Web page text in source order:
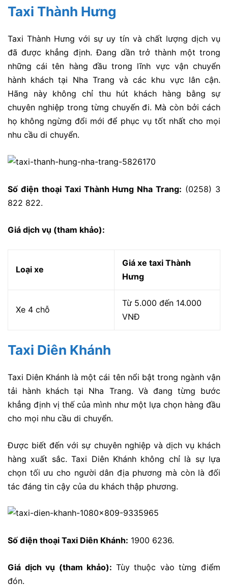
Taxi Thành Hưng
Taxi Thành Hưng với sự uy tín và chất lượng dịch vụ
đã được khẳng định. Đang dần trở thành một trong
những cái tên hàng đầu trong lĩnh vực vận chuyển
hành khách tại Nha Trang và các khu vực lân cận.
Hãng này không chỉ thu hút khách hàng bằng sự
chuyên nghiệp trong từng chuyến đi. Mà còn bởi cách
họ không ngừng đổi mới để phục vụ tốt nhất cho mọi
nhu cầu di chuyển.
Số điện thoại Taxi Thành Hưng Nha Trang: (0258) 3
822 822.
Giá dịch vụ (tham khảo):
Loại xe
Giá xe taxi Thành
Hưng
Xe 4 chỗ
Từ 5.000 đến 14.000
VNĐ
Taxi Diên Khánh
Taxi Diên Khánh là một cái tên nổi bật trong ngành vận
tải hành khách tại Nha Trang. Và đang từng bước
khẳng định vị thế của mình như một lựa chọn hàng đầu
cho mọi nhu cầu di chuyển.
Được biết đến với sự chuyên nghiệp và dịch vụ khách
hàng xuất sắc. Taxi Diên Khánh không chỉ là sự lựa
chọn tối ưu cho người dân địa phương mà còn là đối
tác đáng tin cậy của du khách thập phương.
Số điện thoại Taxi Diên Khánh: 1900 6236.
Giá dịch vụ (tham khảo): Tùy thuộc vào từng điểm
đón.